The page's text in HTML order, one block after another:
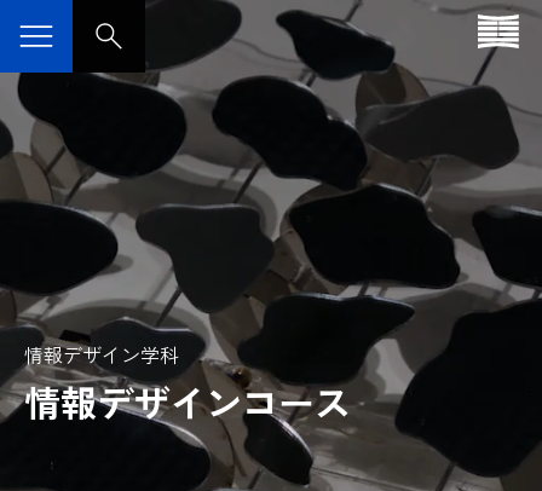
情報デザイン学科
情報デザインコース